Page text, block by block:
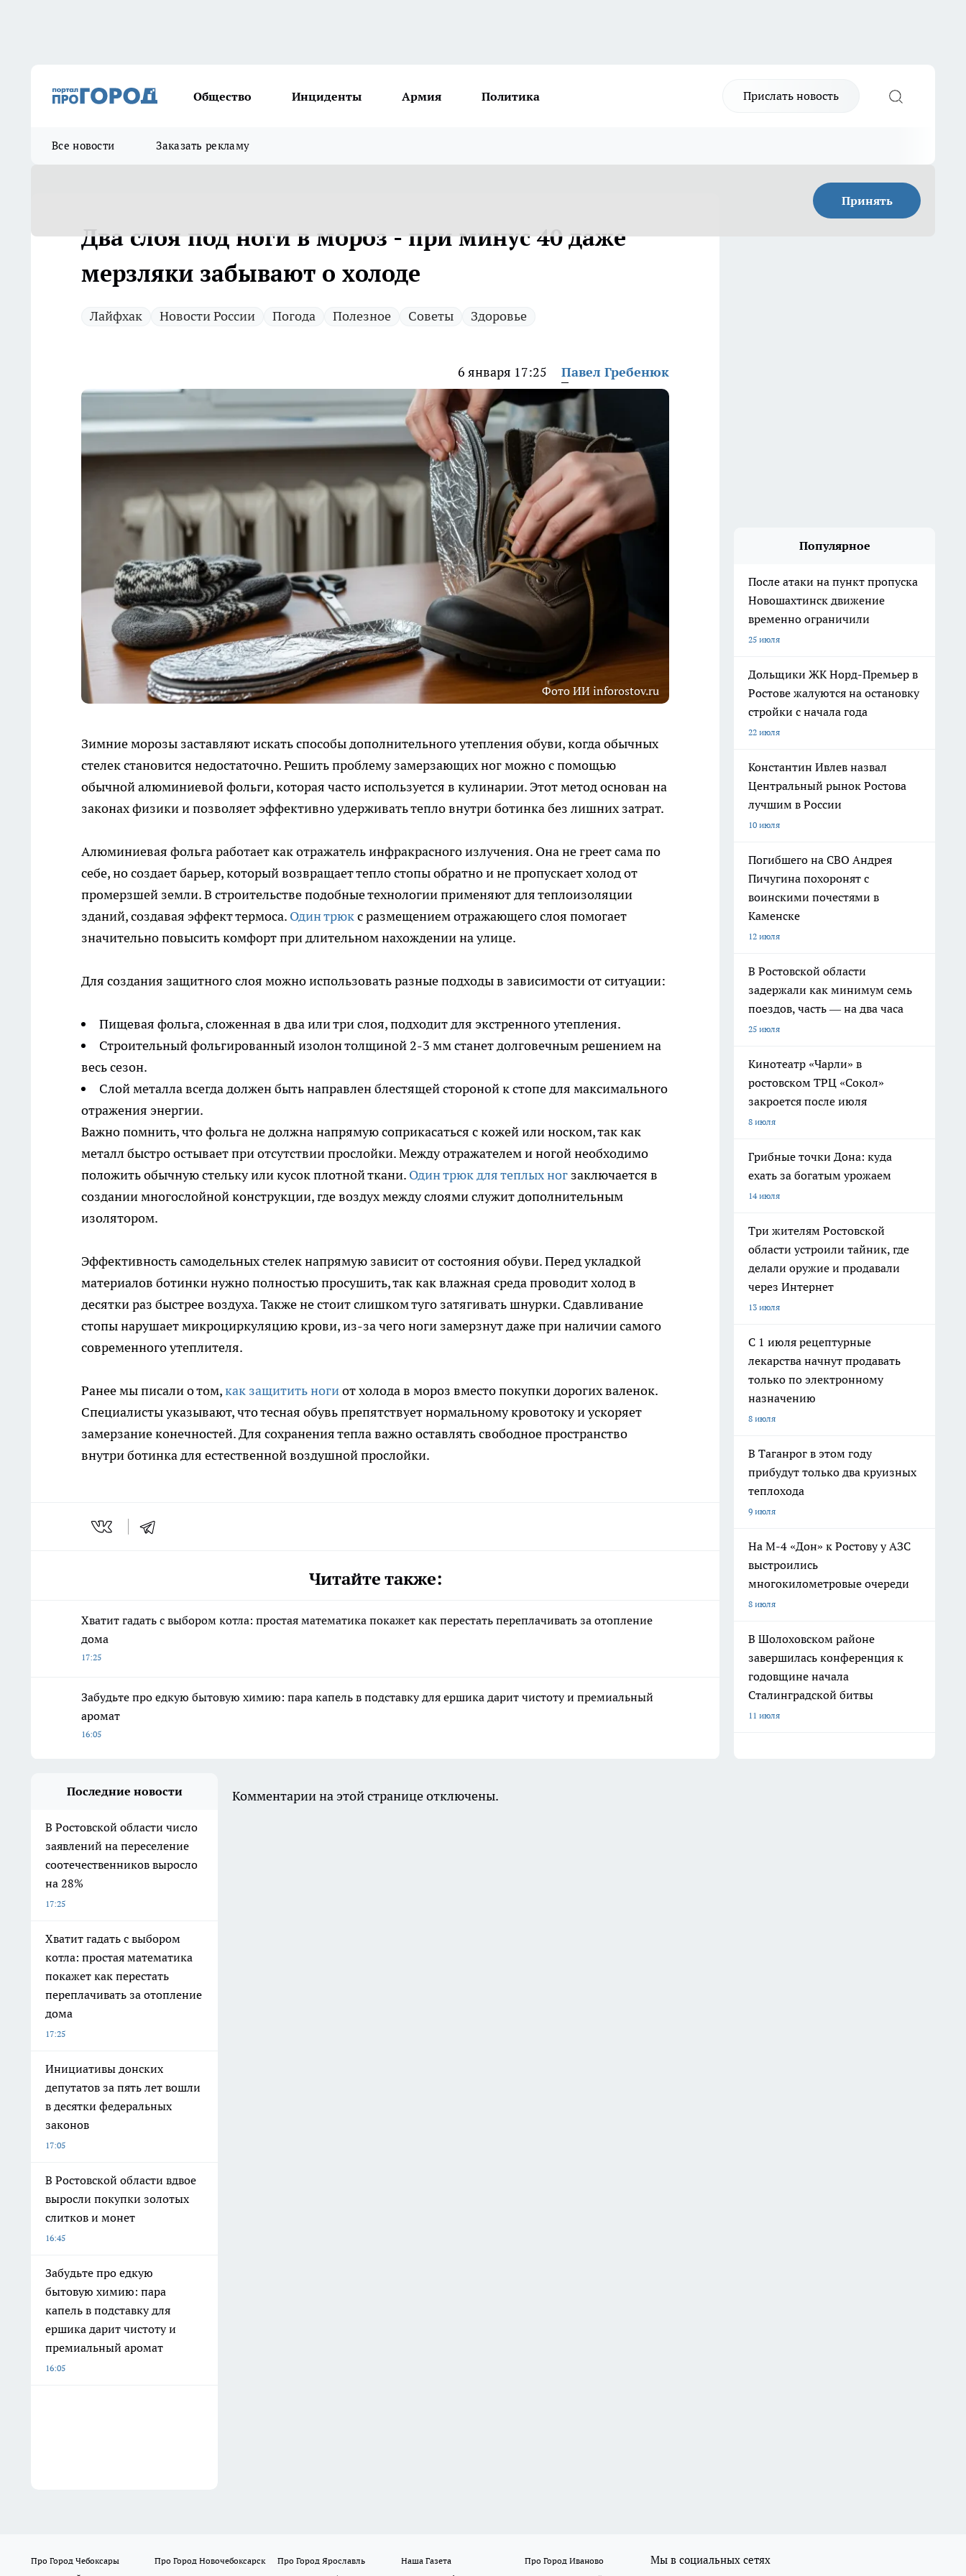
Общество Инциденты Армия Политика Прислать новость
Все новости Заказать рекламу
Принять
Два слоя под ноги в мороз - при минус 40 даже
мерзляки забывают о холоде
Лайфхак Новости России Погода Полезное Советы Здоровье
6 января 17:25 Павел Гребенюк
Фото ИИ inforostov.ru
Зимние морозы заставляют искать способы дополнительного утепления обуви, когда обычных
стелек становится недостаточно. Решить проблему замерзающих ног можно с помощью
обычной алюминиевой фольги, которая часто используется в кулинарии. Этот метод основан на
законах физики и позволяет эффективно удерживать тепло внутри ботинка без лишних затрат.
Алюминиевая фольга работает как отражатель инфракрасного излучения. Она не греет сама по
себе, но создает барьер, который возвращает тепло стопы обратно и не пропускает холод от
промерзшей земли. В строительстве подобные технологии применяют для теплоизоляции
зданий, создавая эффект термоса. Один трюкс размещением отражающего слоя помогает
значительно повысить комфорт при длительном нахождении на улице.
Для создания защитного слоя можно использовать разные подходы в зависимости от ситуации:
Пищевая фольга, сложенная в два или три слоя, подходит для экстренного утепления.
Строительный фольгированный изолон толщиной 2-3 мм станет долговечным решением на
весь сезон.
Слой металла всегда должен быть направлен блестящей стороной к стопе для максимального
отражения энергии.
Важно помнить, что фольга не должна напрямую соприкасаться с кожей или носком, так как
металл быстро остывает при отсутствии прослойки. Между отражателем и ногой необходимо
положить обычную стельку или кусок плотной ткани. Один трюк для теплых ног заключается в
создании многослойной конструкции, где воздух между слоями служит дополнительным
изолятором.
Эффективность самодельных стелек напрямую зависит от состояния обуви. Перед укладкой
материалов ботинки нужно полностью просушить, так как влажная среда проводит холод в
десятки раз быстрее воздуха. Также не стоит слишком туго затягивать шнурки. Сдавливание
стопы нарушает микроциркуляцию крови, из-за чего ноги замерзнут даже при наличии самого
современного утеплителя.
Ранее мы писали о том,как защитить ногиот холода в мороз вместо покупки дорогих валенок.
Специалисты указывают, что тесная обувь препятствует нормальному кровотоку и ускоряет
замерзание конечностей. Для сохранения тепла важно оставлять свободное пространство
внутри ботинка для естественной воздушной прослойки.
Читайте также:
Хватит гадать с выбором котла: простая математика покажет как перестать переплачивать за отопление
дома
17:25
Забудьте про едкую бытовую химию: пара капель в подставку для ершика дарит чистоту и премиальный
аромат
16:05
Популярное
После атаки на пункт пропуска
Новошахтинск движение
временно ограничили
25 июля
Дольщики ЖК Норд-Премьер в
Ростове жалуются на остановку
стройки с начала года
22 июля
Константин Ивлев назвал
Центральный рынок Ростова
лучшим в России
10 июля
Погибшего на СВО Андрея
Пичугина похоронят с
воинскими почестями в
Каменске
12 июля
В Ростовской области
задержали как минимум семь
поездов, часть — на два часа
25 июля
Кинотеатр «Чарли» в
ростовском ТРЦ «Сокол»
закроется после июля
8 июля
Грибные точки Дона: куда
ехать за богатым урожаем
14 июля
Три жителям Ростовской
области устроили тайник, где
делали оружие и продавали
через Интернет
13 июля
С 1 июля рецептурные
лекарства начнут продавать
только по электронному
назначению
8 июля
В Таганрог в этом году
прибудут только два круизных
теплохода
9 июля
На М-4 «Дон» к Ростову у АЗС
выстроились
многокилометровые очереди
8 июля
В Шолоховском районе
завершилась конференция к
годовщине начала
Сталинградской битвы
11 июля
Последние новости
В Ростовской области число
заявлений на переселение
соотечественников выросло
на 28%
17:25
Хватит гадать с выбором
котла: простая математика
покажет как перестать
переплачивать за отопление
дома
17:25
Инициативы донских
депутатов за пять лет вошли
в десятки федеральных
законов
17:05
В Ростовской области вдвое
выросли покупки золотых
слитков и монет
16:45
Забудьте про едкую
бытовую химию: пара
капель в подставку для
ершика дарит чистоту и
премиальный аромат
16:05
Комментарии на этой странице отключены.
Про Город Чебоксары Про Город Новочебоксарск Про Город Ярославль Наша Газета
Про Город Иваново
Мы в социальных сетях